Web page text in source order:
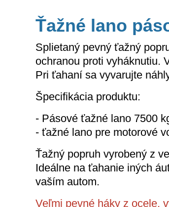
Ťažné lano
Splietaný pevný ťažný
ochranou proti vyháknutiu.
Pri ťahaní sa vyvarujte
Špecifikácia produktu:
- Pásové ťažné lano 7500
- ťažné lano pre motorové
Ťažný popruh vyrobený z
Ideálne na ťahanie iných
vaším autom.
Veľmi pevné háky z ocele,